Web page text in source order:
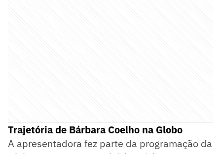
Trajetória de Bárbara Coelho na Globo
A apresentadora fez parte da programação da